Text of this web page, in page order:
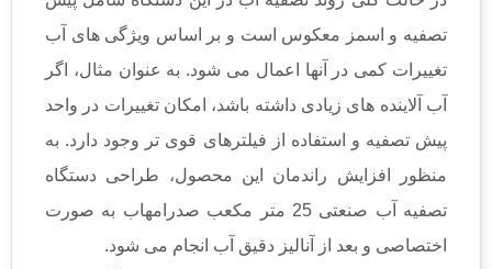
تصفیه و اسمز معکوس است و بر اساس ویژگی های آب
تغییرات کمی در آنها اعمال می شود. به عنوان مثال، اگر
آب آلاینده های زیادی داشته باشد، امکان تغییرات در واحد
پیش تصفیه و استفاده از فیلترهای قوی تر وجود دارد. به
منظور افزایش راندمان این محصول، طراحی دستگاه
تصفیه آب صنعتی 25 متر مکعب صدرامهاب به صورت
اختصاصی و بعد از آنالیز دقیق آب انجام می شود.